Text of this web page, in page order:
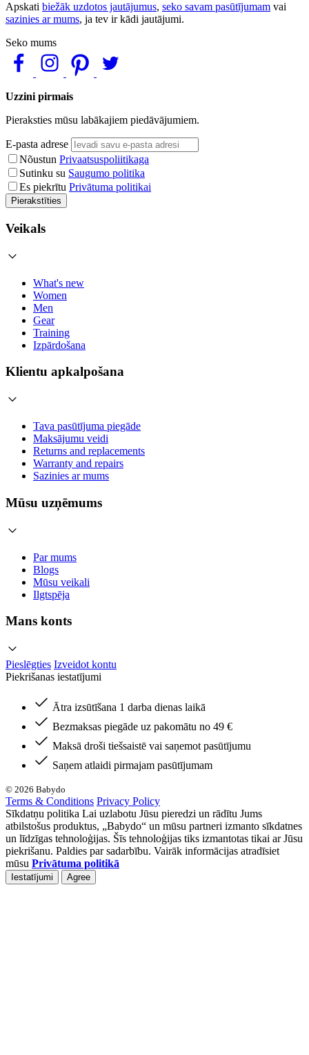
Apskati biežāk uzdotos jautājumus, seko savam pasūtījumam vai
sazinies ar mums, ja tev ir kādi jautājumi.
Seko mums
Uzzini pirmais
Pieraksties mūsu labākajiem piedāvājumiem.
E-pasta adrese
Nõustun Privaatsuspoliitikaga
Sutinku su Saugumo politika
Es piekrītu Privātuma politikai
Pierakstīties
Veikals
What's new
Women
Men
Gear
Training
Izpārdošana
Klientu apkalpošana
Tava pasūtījuma piegāde
Maksājumu veidi
Returns and replacements
Warranty and repairs
Sazinies ar mums
Mūsu uzņēmums
Par mums
Blogs
Mūsu veikali
Ilgtspēja
Mans konts
Pieslēgties Izveidot kontu
Piekrišanas iestatījumi
Ātra izsūtīšana 1 darba dienas laikā
Bezmaksas piegāde uz pakomātu no 49 €
Maksā droši tiešsaistē vai saņemot pasūtījumu
Saņem atlaidi pirmajam pasūtījumam
© 2026 Babydo
Terms & Conditions Privacy Policy
Sīkdatņu politika Lai uzlabotu Jūsu pieredzi un rādītu Jums
atbilstošus produktus, „Babydo“ un mūsu partneri izmanto sīkdatnes
un līdzīgas tehnoloģijas. Šīs tehnoloģijas tiks izmantotas tikai ar Jūsu
piekrišanu. Paldies par sadarbību. Vairāk informācijas atradīsiet
mūsu Privātuma politikā
Iestatījumi Agree